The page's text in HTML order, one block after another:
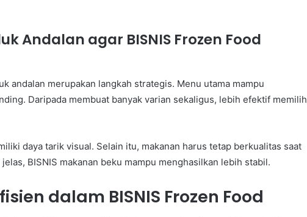
Andalan agar BISNIS Frozen Food
andalan merupakan langkah strategis. Menu utama mampu
Daripada membuat banyak varian sekaligus, lebih efektif memilih
daya tarik visual. Selain itu, makanan harus tetap berkualitas saat
BISNIS makanan beku mampu menghasilkan lebih stabil.
dalam BISNIS Frozen Food